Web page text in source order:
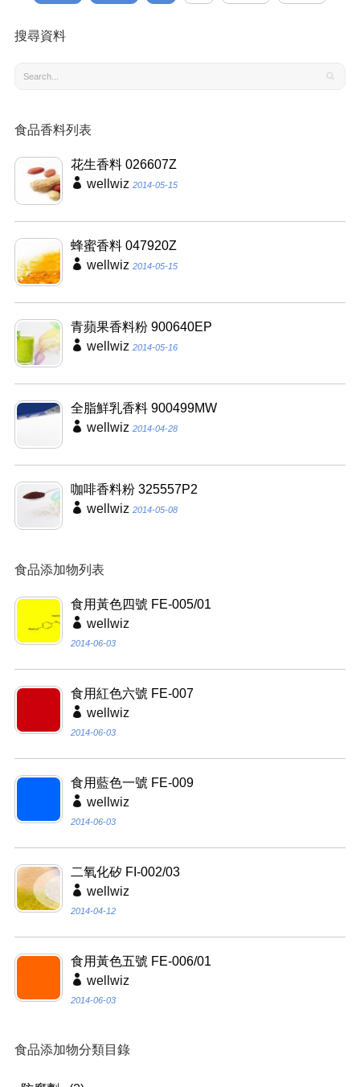
搜尋資料
食品香料列表
花生香料 026607Z
wellwiz 2014-05-15
蜂蜜香料 047920Z
wellwiz 2014-05-15
青蘋果香料粉 900640EP
wellwiz 2014-05-16
全脂鮮乳香料 900499MW
wellwiz 2014-04-28
咖啡香料粉 325557P2
wellwiz 2014-05-08
食品添加物列表
食用黃色四號 FE-005/01
wellwiz
2014-06-03
食用紅色六號 FE-007
wellwiz
2014-06-03
食用藍色一號 FE-009
wellwiz
2014-06-03
二氧化矽 FI-002/03
wellwiz
2014-04-12
食用黃色五號 FE-006/01
wellwiz
2014-06-03
食品添加物分類目錄